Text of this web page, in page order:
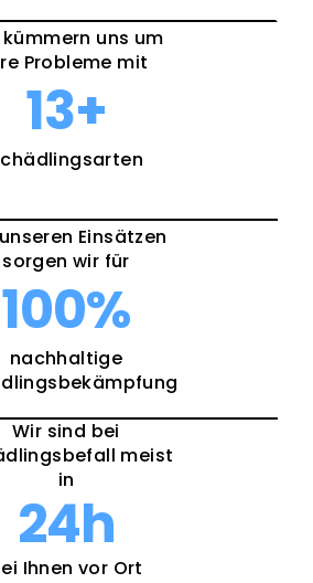
uns um
Probleme mit
13+
Einsätzen
sorgen wir für
100%
nachhaltige
Wir sind bei
meist
in
24h
Ihnen vor Ort